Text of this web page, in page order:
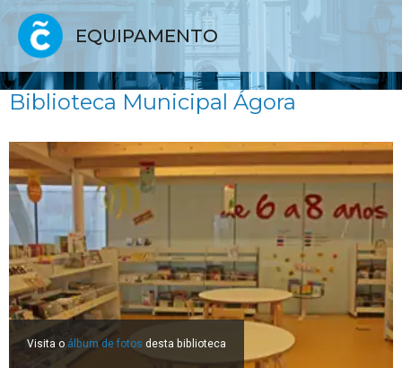
EQUIPAMENTO
Biblioteca Municipal Ágora
Visita o álbum de fotos desta biblioteca